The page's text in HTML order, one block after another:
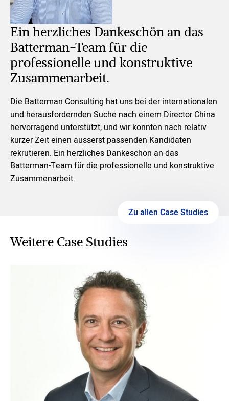
Ein herzliches Dankeschön an das
Batterman-Team für die
professionelle und konstruktive
Zusammenarbeit.
Die Batterman Consulting hat uns bei der internationalen
und herausfordernden Suche nach einem Director China
hervorragend unterstützt, und wir konnten nach relativ
kurzer Zeit einen äusserst passenden Kandidaten
rekrutieren. Ein herzliches Dankeschön an das
Batterman-Team für die professionelle und konstruktive
Zusammenarbeit.
Zu allen Case Studies
Weitere Case Studies